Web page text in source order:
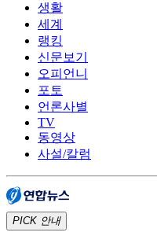
생활
세계
랭킹
신문보기
오피언니
포토
언론사별
TV
동영상
사설/칼럼
PICK 안내